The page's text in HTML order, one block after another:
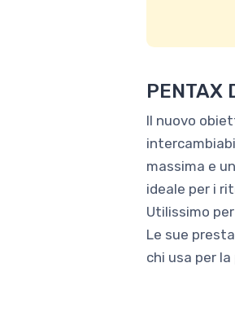
PENTAX
Il nuovo
massima e
ideale per i
Utilissimo
Le sue
chi usa per